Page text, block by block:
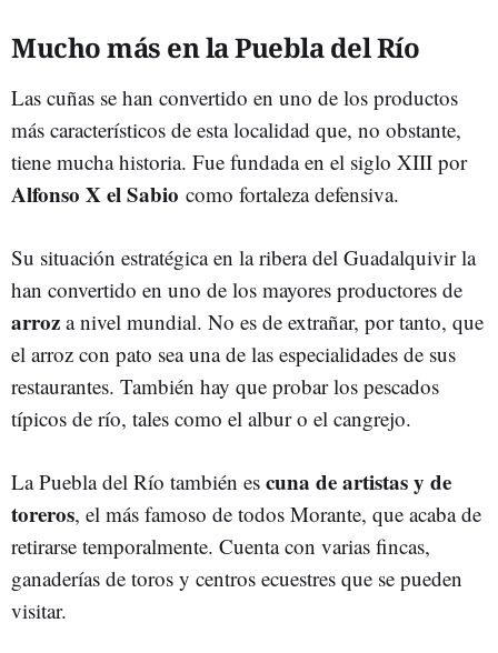
Mucho más en la Puebla del Río
Las cuñas se han convertido en uno de los productos
más característicos de esta localidad que, no obstante,
tiene mucha historia. Fue fundada en el siglo XIII por
Alfonso X el Sabio como fortaleza defensiva.
Su situación estratégica en la ribera del Guadalquivir la
han convertido en uno de los mayores productores de
arroz a nivel mundial. No es de extrañar, por tanto, que
el arroz con pato sea una de las especialidades de sus
restaurantes. También hay que probar los pescados
típicos de río, tales como el albur o el cangrejo.
La Puebla del Río también es cuna de artistas y de
toreros, el más famoso de todos Morante, que acaba de
retirarse temporalmente. Cuenta con varias fincas,
ganaderías de toros y centros ecuestres que se pueden
visitar.